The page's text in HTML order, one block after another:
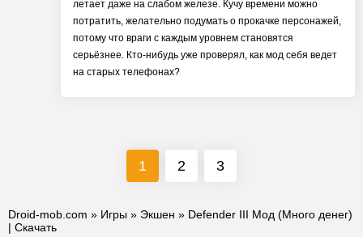
летает даже на слабом железе. Кучу времени можно
потратить, желательно подумать о прокачке персонажей,
потому что враги с каждым уровнем становятся
серьёзнее. Кто-нибудь уже проверял, как мод себя ведет
на старых телефонах?
1 2 3
Droid-mob.com » Игры » Экшен » Defender III Мод (Много денег)
| Скачать